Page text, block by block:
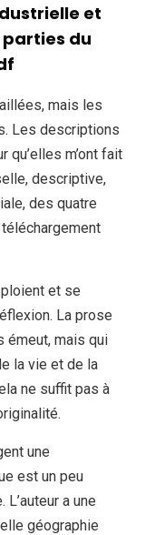
et
du
mais les
Les descriptions
qu’elles m’ont fait
descriptive,
des quatre
et se
La prose
émeut, mais qui
la vie et de la
ne suffit pas à
une
est un peu
a une
géographie